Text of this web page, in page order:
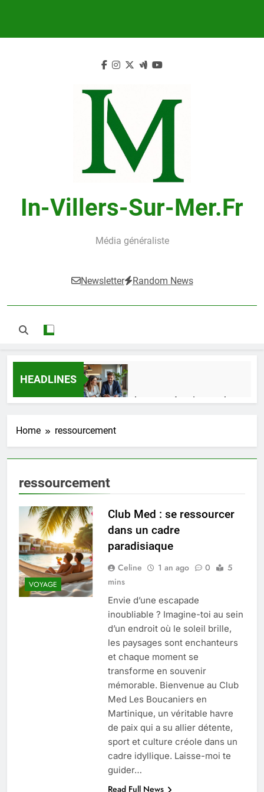
In-Villers-Sur-Mer.fr
Média généraliste
Newsletter Random News
HEADLINES
Guide complet pour réussir un achat
2 Semaines Ago
impact dans le domaine médical
4 Mois Ago
Quel est le salaire de Myriam Seurat en
2025 ?
4 Mois Ago
Okrami : comprendre ses
fonctionnalités clés et avantages
4 Mois Ago
Découvrez notre test d’orientation
gratuit spécialement conçu pour
collégiens et lycéens
4 Mois Ago
Liste complète des marques
rezoactif.com à connaître en 2025
4 Mois Ago
Home ressourcement
ressourcement
VOYAGE
Club Med : se ressourcer
dans un cadre
paradisiaque
Celine 1 an ago 0
5
mins
Envie d’une escapade
inoubliable ? Imagine-toi au sein
d’un endroit où le soleil brille,
les paysages sont enchanteurs
et chaque moment se
transforme en souvenir
mémorable. Bienvenue au Club
Med Les Boucaniers en
Martinique, un véritable havre
de paix qui a su allier détente,
sport et culture créole dans un
cadre idyllique. Laisse-moi te
guider…
Read Full News